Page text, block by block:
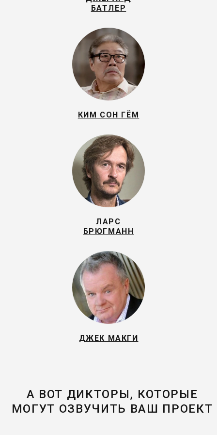
БАТЛЕР
КИМ СОН ГЁМ
ЛАРС
БРЮГМАНН
ДЖЕК МАКГИ
А ВОТ ДИКТОРЫ, КОТОРЫЕ
МОГУТ ОЗВУЧИТЬ ВАШ ПРОЕКТ